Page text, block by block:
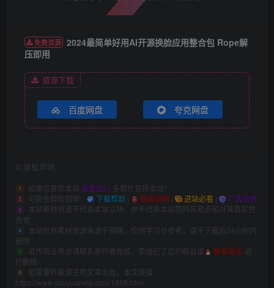
免费资源 2024最简单好用AI开源换脸应用整合包 Rope解
压即用
资源下载
百度网盘 夸克网盘
版权声明
1 如果您喜欢本站 点击这儿 多帮忙宣传本站！
2 可能会帮助到你： 下载帮助 报毒说明 | 进站必看 | 广告合作
3
本站素材资源不代表本站立场，并不代表本站赞同其观点和对其真实性
负责
4
本站所有素材资源来源于网络，仅供学习与参考，请于下载后24小时内
删除
5 若作商业用途请联系原作者授权，若侵犯了您的权益请 联系站长 进
行删除
6
如需要转载请注明文章出处，本文链接：
https://www.youyuanvip.com/1868.html